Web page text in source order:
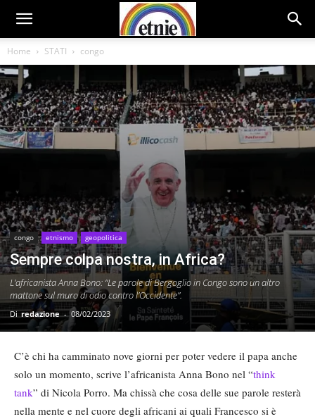
Home STATI congo
congo etnismo geopolitica
Sempre colpa nostra, in Africa?
L’africanista Anna Bono: “Le parole di Bergoglio in Congo sono un altro
mattone sul muro di odio contro l’Occidente”.
Di redazione - 08/02/2023
C’è chi ha camminato nove giorni per poter vedere il papa anche
solo un momento, scrive l’africanista Anna Bono nel “think
tank” di Nicola Porro. Ma chissà che cosa delle sue parole resterà
nella mente e nel cuore degli africani ai quali Francesco si è